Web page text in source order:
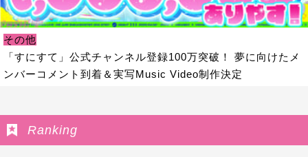
その他
「すにすて」公式チャンネル登録100万突破！ 夢に向けたメ
ンバーコメント到着＆実写Music Video制作決定
Ranking